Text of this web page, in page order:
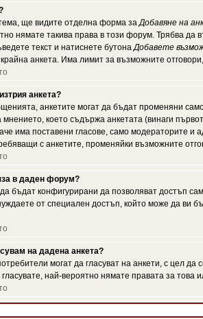
тема, ще видите отделна форма заДобавяне на
нямате такива права в този форум. Трябва да
текст и натиснете бутонаДобавете
анкета. Има лимит за възможните
анкета?
анкетите могат да бъдат променяни
което съдържа анкетата (винаги
има поставени гласове, само модераторите и
с анкетите, променяйки възможните
в даден форум?
бъдат конфигурирани да позволяват достъп
от специален достъп, който може да ви
на дадена анкета?
могат да гласуват на анкети, с цел
най-вероятно нямате правата за това